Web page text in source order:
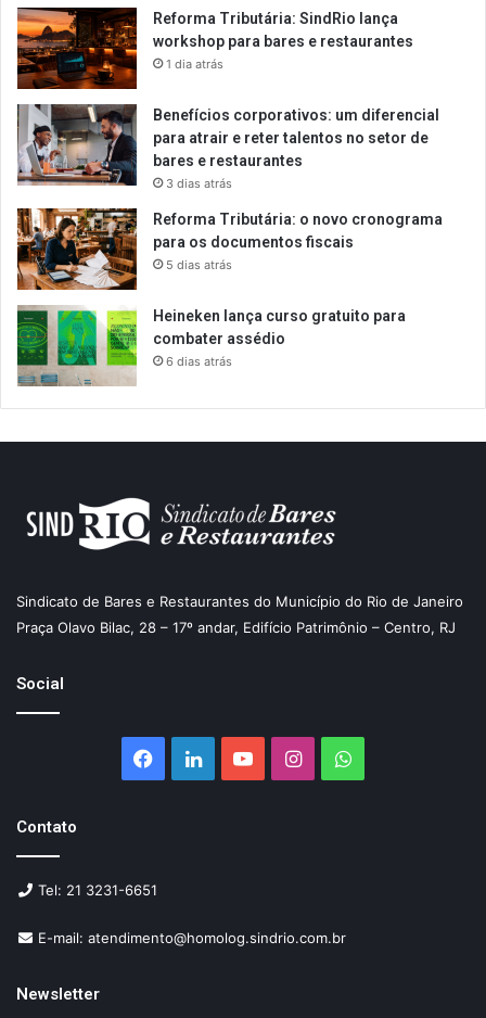
Reforma Tributária: SindRio lança
workshop para bares e restaurantes
1 dia atrás
Benefícios corporativos: um diferencial
para atrair e reter talentos no setor de
bares e restaurantes
3 dias atrás
Reforma Tributária: o novo cronograma
para os documentos fiscais
5 dias atrás
Heineken lança curso gratuito para
combater assédio
6 dias atrás
Sindicato de Bares e Restaurantes do Município do Rio de Janeiro
Praça Olavo Bilac, 28 – 17º andar, Edifício Patrimônio – Centro, RJ
Social
Facebook
LinkedinYouTubeInstagramWhatsApp
Contato
Tel: 21 3231-6651
E-mail: atendimento@homolog.sindrio.com.br
Newsletter